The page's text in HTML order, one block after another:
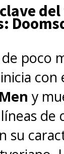
poco
con
y
de
su